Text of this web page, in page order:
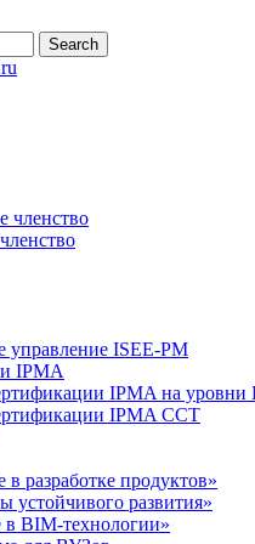
Search
членство
управление ISEE-PM
IPMA
IPMA на уровни
IPMA CCT
в разработке продуктов»
развития»
BIM-технологии»